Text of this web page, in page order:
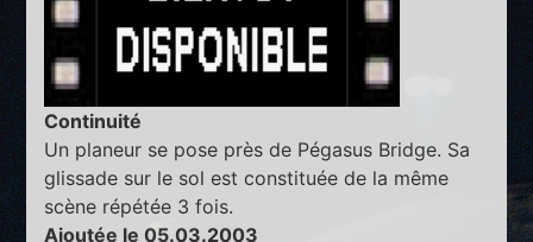
Continuité
Un planeur se pose près de Pégasus Bridge. Sa
glissade sur le sol est constituée de la même
scène répétée 3 fois.
Ajoutée le 05.03.2003